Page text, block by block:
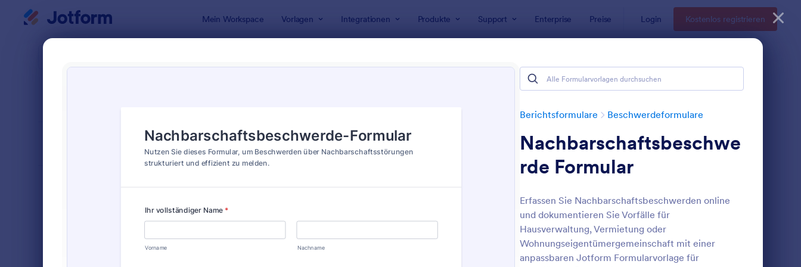
Mein Workspace Vorlagen Integrationen Produkte Support Enterprise Preise Login Kostenlos registrieren
Berichtsformulare Beschwerdeformulare
Nachbarschaftsbeschwe
rde Formular
Erfassen Sie Nachbarschaftsbeschwerden online
und dokumentieren Sie Vorfälle für
Hausverwaltung, Vermietung oder
Wohnungseigentümergemeinschaft mit einer
anpassbaren Jotform Formularvorlage für
Vorschau: Lustiges Beschwerdeformular : Mieterbeschwerdeformular Zur Belästigung
Vorschau
Klassisch
718